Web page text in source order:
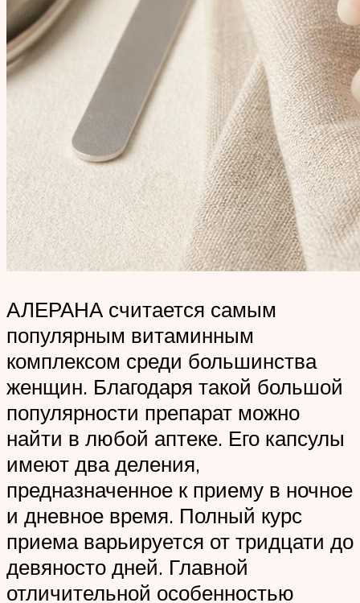
АЛЕРАНА считается самым
популярным витаминным
комплексом среди большинства
женщин. Благодаря такой большой
популярности препарат можно
найти в любой аптеке. Его капсулы
имеют два деления,
предназначенное к приему в ночное
и дневное время. Полный курс
приема варьируется от тридцати до
девяносто дней. Главной
отличительной особенностью